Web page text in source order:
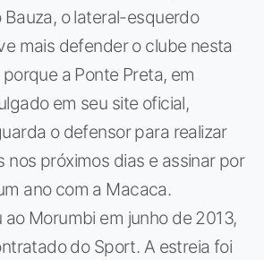
o lateral-esquerdo
mais defender o clube nesta
a Ponte Preta, em
em seu site oficial,
o defensor para realizar
nos próximos dias e assinar por
ano com a Macaca.
ao Morumbi em junho de 2013,
do Sport. A estreia foi